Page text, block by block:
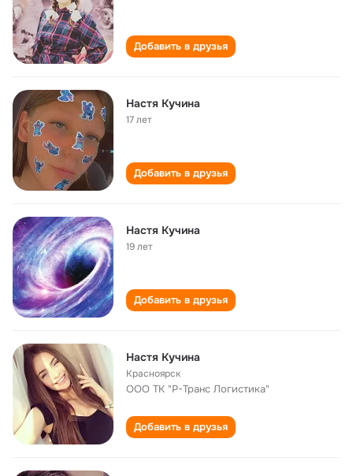
Добавить в друзья
Настя Кучина
17 лет
Добавить в друзья
Настя Кучина
19 лет
Добавить в друзья
Настя Кучина
Красноярск
ООО ТК "Р-Транс Логистика"
Добавить в друзья